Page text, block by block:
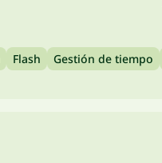
Flash Gestión de tiempo